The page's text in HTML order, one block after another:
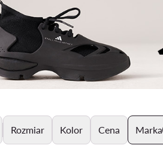
Rozmiar Kolor Cena Marka